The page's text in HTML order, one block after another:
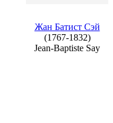
Жан Батист Сэй
(1767-1832)
Jean-Baptiste Say